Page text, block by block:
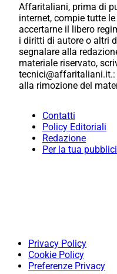
Affaritaliani, prima di
internet, compie tutte
accertarne il libero
i diritti di autore o altri
segnalare alla
materiale riservato,
alla rimozione del
Contatti
Policy Editoriali
Redazione
Per la tua
Privacy Policy
Cookie Policy
Preferenze Privacy